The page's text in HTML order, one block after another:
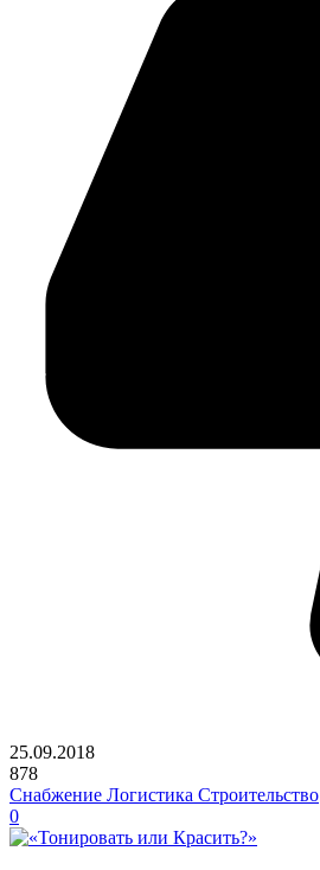
25.09.2018
878
Снабжение Логистика Строительство
0